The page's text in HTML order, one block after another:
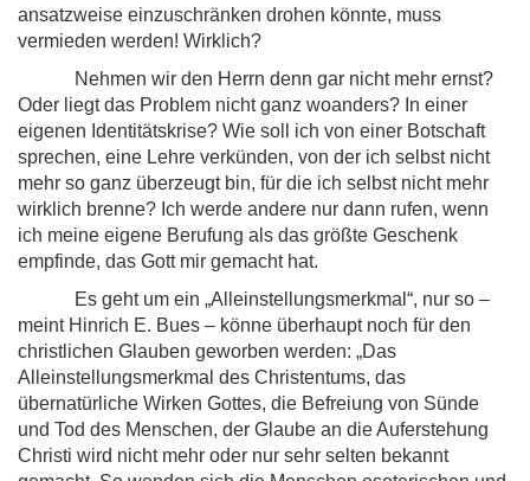
ansatzweise einzuschränken drohen könnte, muss
vermieden werden! Wirklich?
Nehmen wir den Herrn denn gar nicht mehr ernst?
Oder liegt das Problem nicht ganz woanders? In einer
eigenen Identitätskrise? Wie soll ich von einer Botschaft
sprechen, eine Lehre verkünden, von der ich selbst nicht
mehr so ganz überzeugt bin, für die ich selbst nicht mehr
wirklich brenne? Ich werde andere nur dann rufen, wenn
ich meine eigene Berufung als das größte Geschenk
empfinde, das Gott mir gemacht hat.
Es geht um ein „Alleinstellungsmerkmal“, nur so –
meint Hinrich E. Bues – könne überhaupt noch für den
christlichen Glauben geworben werden: „Das
Alleinstellungsmerkmal des Christentums, das
übernatürliche Wirken Gottes, die Befreiung von Sünde
und Tod des Menschen, der Glaube an die Auferstehung
Christi wird nicht mehr oder nur sehr selten bekannt